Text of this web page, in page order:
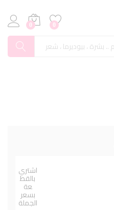
0
0
اشتري
بالقط
عة
بسعر
الجملة